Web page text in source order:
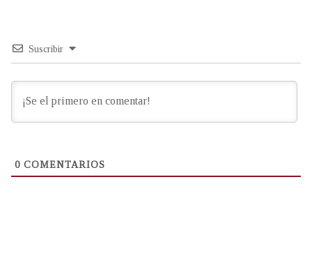
Suscribir
0 COMENTARIOS